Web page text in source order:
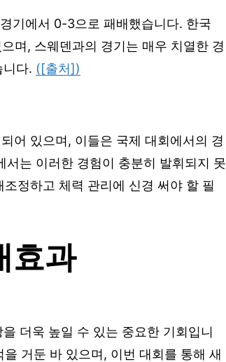
기에서 0-3으로 패배했습니다. 한국
며, 스웨덴과의 경기는 매우 치열한 경
다. ([출처])
어 있으며, 이들은 국제 대회에서의 경
는 이러한 경험이 충분히 발휘되지 못
정하고 체력 관리에 신경 써야 할 필
효과
더욱 높일 수 있는 중요한 기회입니
거둔 바 있으며, 이번 대회를 통해 새